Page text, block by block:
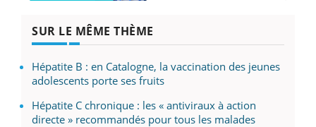
SUR LE MÊME THÈME
Hépatite B : en Catalogne, la vaccination des jeunes
adolescents porte ses fruits
Hépatite C chronique : les « antiviraux à action
directe » recommandés pour tous les malades